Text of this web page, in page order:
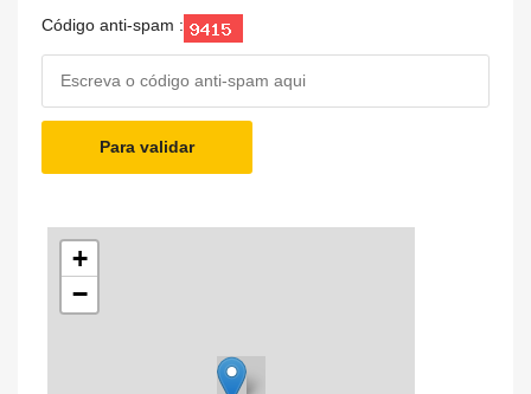
Código anti-spam :
Para validar
+
−